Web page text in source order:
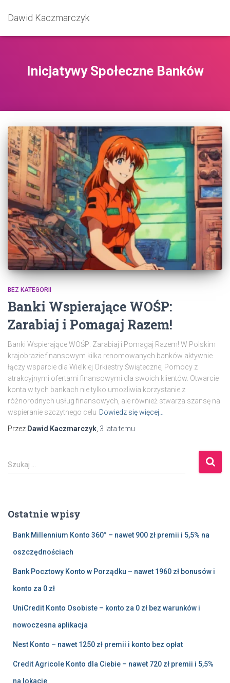
Dawid Kaczmarczyk
Inicjatywy Społeczne Banków
BEZ KATEGORII
Banki Wspierające WOŚP:
Zarabiaj i Pomagaj Razem!
Banki Wspierające WOŚP: Zarabiaj i Pomagaj Razem! W Polskim
krajobrazie finansowym kilka renomowanych banków aktywnie
łączy wsparcie dla Wielkiej Orkiestry Świątecznej Pomocy z
atrakcyjnymi ofertami finansowymi dla swoich klientów. Otwarcie
konta w tych bankach nie tylko umożliwia korzystanie z
różnorodnych usług finansowych, ale również stwarza szansę na
wspieranie szczytnego celu Dowiedz się więcej…
Przez Dawid Kaczmarczyk 3 latatemu
S
z
j
Szukaj …
Ostatnie wpisy
Bank Millennium Konto 360° – nawet 900 zł premii i 5,5% na
oszczędnościach
Bank Pocztowy Konto w Porządku – nawet 1960 zł bonusów i
konto za 0 zł
UniCredit Konto Osobiste – konto za 0 zł bez warunków i
nowoczesna aplikacja
Nest Konto – nawet 1250 zł premii i konto bez opłat
Credit Agricole Konto dla Ciebie – nawet 720 zł premii i 5,5%
na lokacie